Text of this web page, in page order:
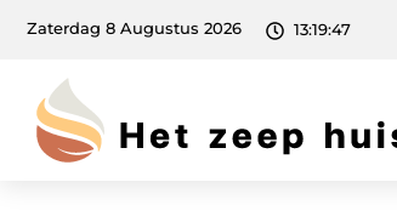
Zaterdag 8 Augustus 2026 13:19:48